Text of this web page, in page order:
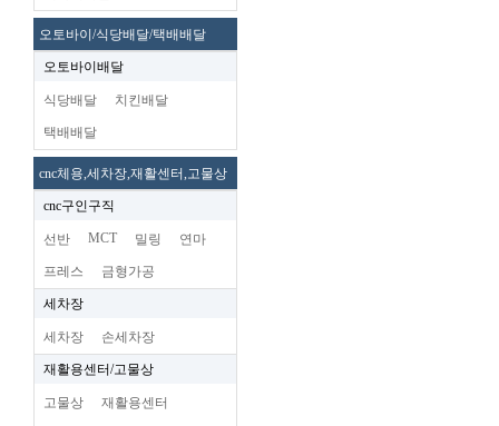
오토바이/식당배달/택배배달
오토바이배달
식당배달 치킨배달
택배배달
cnc체용,세차장,재활센터,고물상
cnc구인구직
선반 MCT 밀링 연마
프레스 금형가공
세차장
세차장 손세차장
재활용센터/고물상
고물상 재활용센터